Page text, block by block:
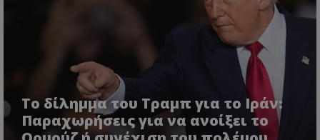
Το δίλημμα του Τραμπ για το Ιράν:
Παραχωρήσεις για να ανοίξει το
Microsoft Corporation